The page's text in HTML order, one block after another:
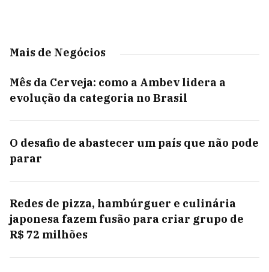
Mais de Negócios
Mês da Cerveja: como a Ambev lidera a
evolução da categoria no Brasil
O desafio de abastecer um país que não pode
parar
Redes de pizza, hambúrguer e culinária
japonesa fazem fusão para criar grupo de
R$ 72 milhões